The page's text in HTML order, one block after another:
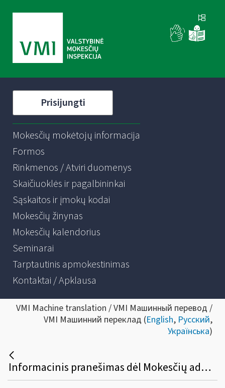
Prisijungti
Mokesčių mokėtojų informacija
Formos
Rinkmenos / Atviri duomenys
Skaičiuoklės ir pagalbininkai
Sąskaitos ir įmokų kodai
Mokesčių žinynas
Mokesčių kalendorius
Seminarai
Tarptautinis apmokestinimas
Kontaktai / Apklausa
VMI Machine translation / VMI Машинный перевод /
VMI Машинний переклад (English, Русский,
Українська)
Informacinis pranešimas dėl Mokesčių administravimo įstatymo 61-3 straipsnio apibendrinto paaiškinimo (komentaro)